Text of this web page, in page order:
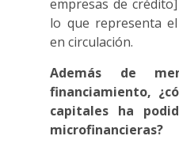
empresas de
lo que representa
en circulación.
Además de
financiamiento,
capitales ha
microfinancieras?